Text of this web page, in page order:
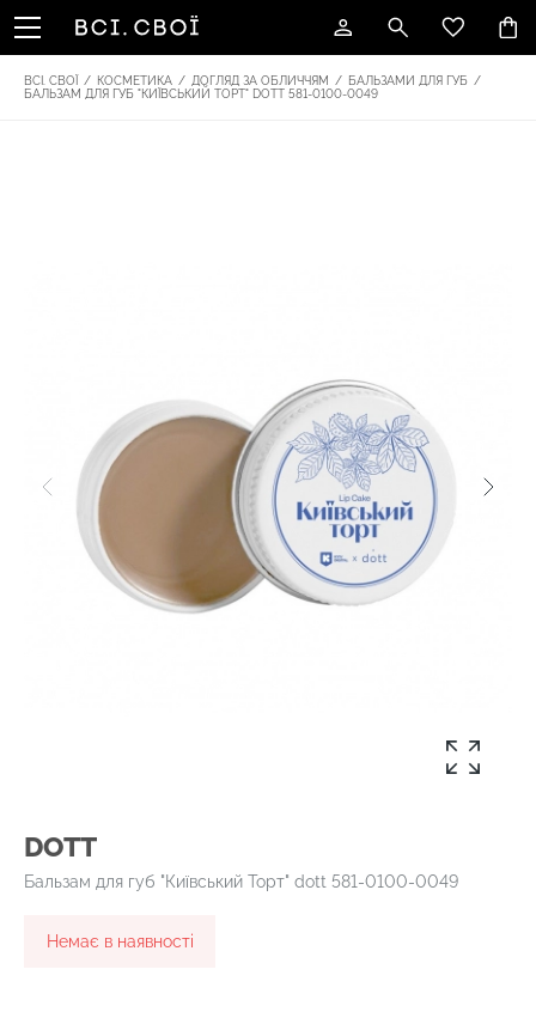
ВСІ. СВОЇ / КОСМЕТИКА / ДОГЛЯД ЗА ОБЛИЧЧЯМ / БАЛЬЗАМИ ДЛЯ ГУБ /
БАЛЬЗАМ ДЛЯ ГУБ "КИЇВСЬКИЙ ТОРТ" DOTT 581-0100-0049
DOTT
Бальзам для губ "Київський Торт" dott 581-0100-0049
Немає в наявності